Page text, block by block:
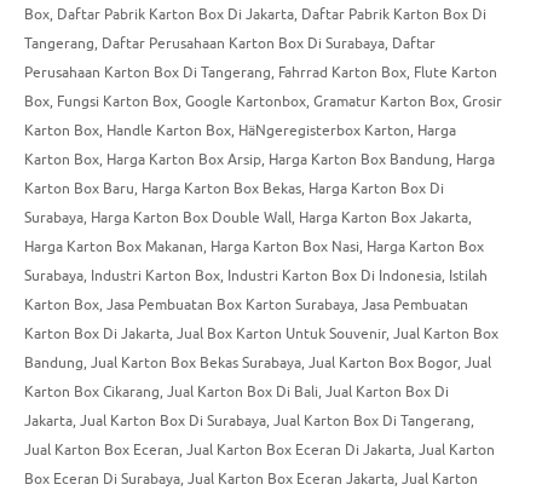
Box, Daftar Pabrik Karton Box Di Jakarta, Daftar Pabrik Karton Box Di
Tangerang, Daftar Perusahaan Karton Box Di Surabaya, Daftar
Perusahaan Karton Box Di Tangerang, Fahrrad Karton Box, Flute Karton
Box, Fungsi Karton Box, Google Kartonbox, Gramatur Karton Box, Grosir
Karton Box, Handle Karton Box, HäNgeregisterbox Karton, Harga
Karton Box, Harga Karton Box Arsip, Harga Karton Box Bandung, Harga
Karton Box Baru, Harga Karton Box Bekas, Harga Karton Box Di
Surabaya, Harga Karton Box Double Wall, Harga Karton Box Jakarta,
Harga Karton Box Makanan, Harga Karton Box Nasi, Harga Karton Box
Surabaya, Industri Karton Box, Industri Karton Box Di Indonesia, Istilah
Karton Box, Jasa Pembuatan Box Karton Surabaya, Jasa Pembuatan
Karton Box Di Jakarta, Jual Box Karton Untuk Souvenir, Jual Karton Box
Bandung, Jual Karton Box Bekas Surabaya, Jual Karton Box Bogor, Jual
Karton Box Cikarang, Jual Karton Box Di Bali, Jual Karton Box Di
Jakarta, Jual Karton Box Di Surabaya, Jual Karton Box Di Tangerang,
Jual Karton Box Eceran, Jual Karton Box Eceran Di Jakarta, Jual Karton
Box Eceran Di Surabaya, Jual Karton Box Eceran Jakarta, Jual Karton